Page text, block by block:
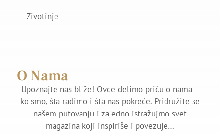
Zivotinje
O Nama
Upoznajte nas bliže! Ovde delimo priču o nama –
ko smo, šta radimo i šta nas pokreće. Pridružite se
našem putovanju i zajedno istražujmo svet
magazina koji inspiriše i povezuje…